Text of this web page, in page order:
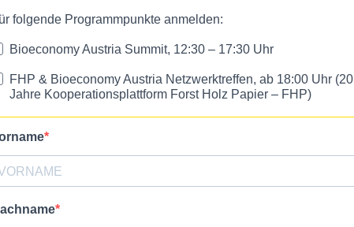
folgende Programmpunkte anmelden:
Bioeconomy Austria Summit, 12:30 – 17:30 Uhr
FHP & Bioeconomy Austria Netzwerktreffen, ab 18:00 Uhr (20
Jahre Kooperationsplattform Forst Holz Papier – FHP)